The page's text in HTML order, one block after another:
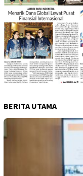
BERITA UTAMA